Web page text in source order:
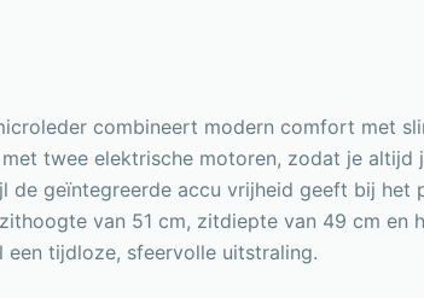
combineert modern comfort met
twee elektrische motoren, zodat je
de geïntegreerde accu vrijheid geeft bij
van 51 cm, zitdiepte van 49 cm
tijdloze, sfeervolle uitstraling.